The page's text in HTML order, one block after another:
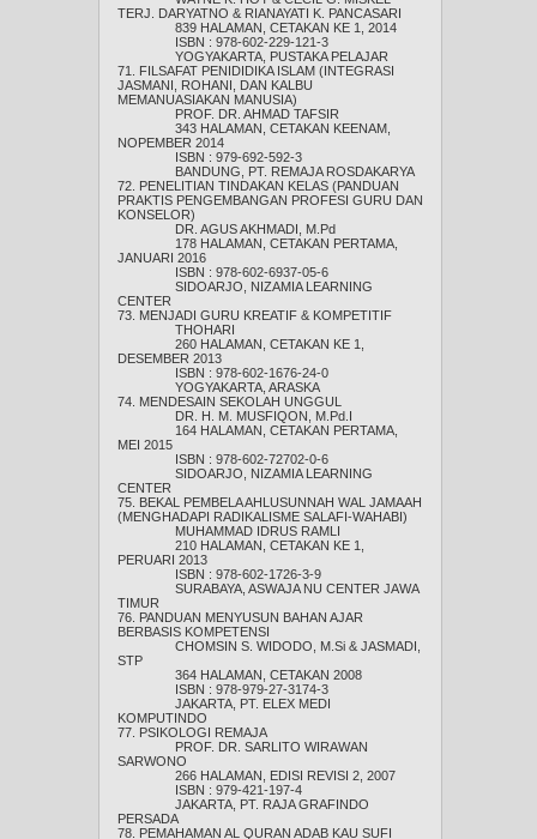
TERJ. DARYATNO & RIANAYATI K. PANCASARI
839 HALAMAN, CETAKAN KE 1, 2014
ISBN : 978-602-229-121-3
YOGYAKARTA, PUSTAKA PELAJAR
71. FILSAFAT PENIDIDIKA ISLAM (INTEGRASI
JASMANI, ROHANI, DAN KALBU
MEMANUASIAKAN MANUSIA)
PROF. DR. AHMAD TAFSIR
343 HALAMAN, CETAKAN KEENAM,
NOPEMBER 2014
ISBN : 979-692-592-3
BANDUNG, PT. REMAJA ROSDAKARYA
72. PENELITIAN TINDAKAN KELAS (PANDUAN
PRAKTIS PENGEMBANGAN PROFESI GURU DAN
KONSELOR)
DR. AGUS AKHMADI, M.Pd
178 HALAMAN, CETAKAN PERTAMA,
JANUARI 2016
ISBN : 978-602-6937-05-6
SIDOARJO, NIZAMIA LEARNING
CENTER
73. MENJADI GURU KREATIF & KOMPETITIF
THOHARI
260 HALAMAN, CETAKAN KE 1,
DESEMBER 2013
ISBN : 978-602-1676-24-0
YOGYAKARTA, ARASKA
74. MENDESAIN SEKOLAH UNGGUL
DR. H. M. MUSFIQON, M.Pd.I
164 HALAMAN, CETAKAN PERTAMA,
MEI 2015
ISBN : 978-602-72702-0-6
SIDOARJO, NIZAMIA LEARNING
CENTER
75. BEKAL PEMBELA AHLUSUNNAH WAL JAMAAH
(MENGHADAPI RADIKALISME SALAFI-WAHABI)
MUHAMMAD IDRUS RAMLI
210 HALAMAN, CETAKAN KE 1,
PERUARI 2013
ISBN : 978-602-1726-3-9
SURABAYA, ASWAJA NU CENTER JAWA
TIMUR
76. PANDUAN MENYUSUN BAHAN AJAR
BERBASIS KOMPETENSI
CHOMSIN S. WIDODO, M.Si & JASMADI,
STP
364 HALAMAN, CETAKAN 2008
ISBN : 978-979-27-3174-3
JAKARTA, PT. ELEX MEDI
KOMPUTINDO
77. PSIKOLOGI REMAJA
PROF. DR. SARLITO WIRAWAN
SARWONO
266 HALAMAN, EDISI REVISI 2, 2007
ISBN : 979-421-197-4
JAKARTA, PT. RAJA GRAFINDO
PERSADA
78. PEMAHAMAN AL QURAN ADAB KAU SUFI